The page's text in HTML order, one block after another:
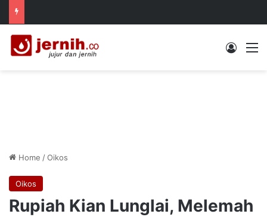
Log In
Home /Oikos
Oikos
Rupiah Kian Lunglai, Melemah